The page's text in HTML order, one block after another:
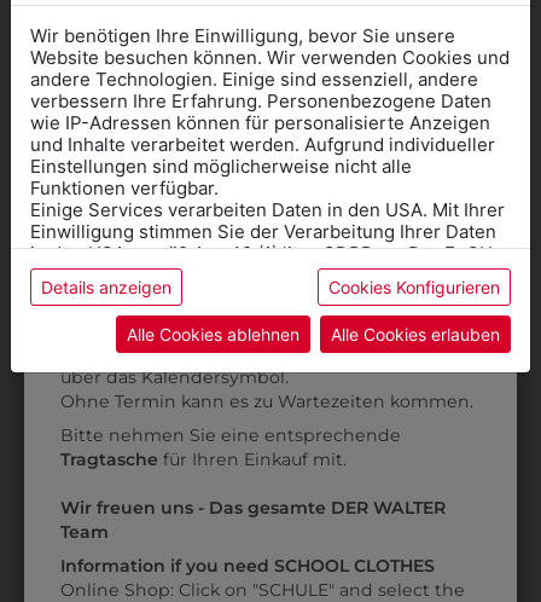
6DKJW250455
DAMEN KOCHJACKE
CLASSIC
€ 54,90
31002137A
DAMENKOCHJACKE
LANGARM
€ 54,90
ZULETZT ANGESEHEN
Wir benötigen Ihre Einwilligung, bevor Sie unsere
Website besuchen können. Wir verwenden Cookies und
andere Technologien. Einige sind essenziell, andere
verbessern Ihre Erfahrung. Personenbezogene Daten
wie IP-Adressen können für personalisierte Anzeigen
und Inhalte verarbeitet werden. Aufgrund individueller
Einstellungen sind möglicherweise nicht alle
Funktionen verfügbar.
Einige Services verarbeiten Daten in den USA. Mit Ihrer
Einwilligung stimmen Sie der Verarbeitung Ihrer Daten
in den USA gemäß Art. 49 (1) lit. a GDPR zu. Der EuGH
stuft die USA als Land mit unzureichendem Datenschutz
ein, und es besteht das Risiko, dass US-Behörden
Daten ohne Klagemöglichkeit für Europäer überwachen.
Datenschutzerklärungbzw. im
Details anzeigen Cookies Konfigurieren
Alle Cookies ablehnen Alle Cookies erlauben
Informationen wenn Sie
Kleidung
für die SCHULE
benötigen
Online Shop: Klick auf SCHULE in der
Kategorie und die richtige Schule auswählen.
AnprobeVorort im Geschäft: Termin buchen
über das Kalendersymbol.
Ohne Termin kann es zu Wartezeiten kommen.
Bitte nehmen Sie eine entsprechende
Tragtasche für Ihren Einkauf mit.
Wir freuen uns - Das gesamte DER WALTER
Team
Information if you need SCHOOL CLOTHES
Online Shop: Click on "SCHULE" and select the